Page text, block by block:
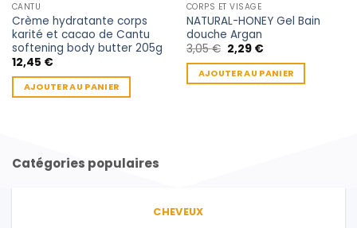
CANTU
Crème hydratante corps
karité et cacao de Cantu
softening body butter 205g
12,45 €
AJOUTER AU PANIER
CORPS ET VISAGE
NATURAL-HONEY Gel Bain
douche Argan
3,05€ Le
prix
initial
était :
2,29 €Le
actuel
est :
AJOUTER AU PANIER
Catégories populaires
CHEVEUX